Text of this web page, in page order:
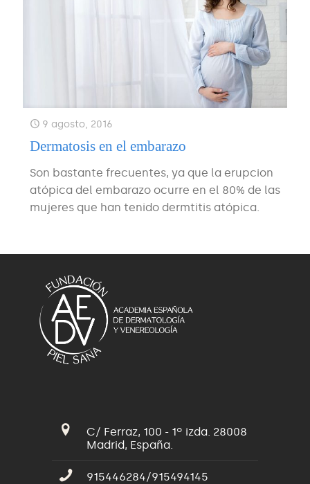
9 agosto, 2016
Dermatosis en el embarazo
Son bastante frecuentes, ya que la erupcion
atópica del embarazo ocurre en el 80% de las
mujeres que han tenido dermtitis atópica.
C/ Ferraz, 100 - 1º izda. 28008
Madrid, España.
915446284/915494145